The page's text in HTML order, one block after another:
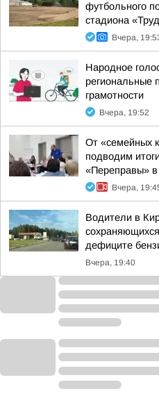
футбольного
стадиона
Вчера,
Народное
региональные
грамотности
Вчера, 19:52
От «семейных
подводим
«Переправы» в
Вчера,
Водители в
дефиците
Вчера, 19:40